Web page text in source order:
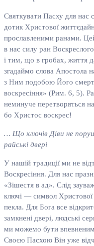
Святкувати Пасху для нас
дотик Христової
прославленими ранами.
в нас силу ран
і тим, що в гробах, життя
згадаймо слова Апостола
з Ним подобою Його
воскресіння» (Рим. 6, 5).
неминуче перетворяться
бо Христос воскрес!
… Що ключів Діви не
райські двері
У нашій традиції ми не
Воскресіння. Для нас
«Зішестя в ад». Слід
ключі — символ
пекла. Для Бога все
замкнені двері, людські
ми можемо бути
Своєю Пасхою Він уже